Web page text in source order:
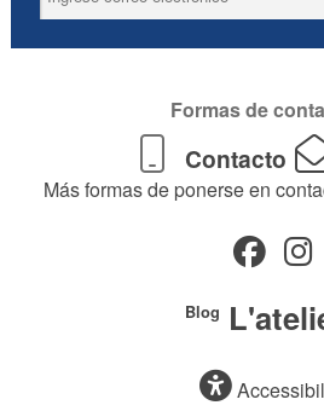
Formas de
Contacto
Más formas de ponerse en
Blog